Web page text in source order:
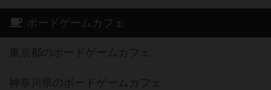
ボードゲームカフェ
東京都のボードゲームカフェ
神奈川県のボードゲームカフェ